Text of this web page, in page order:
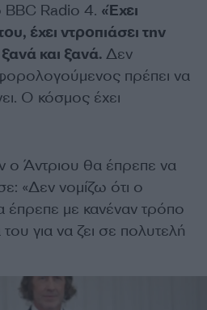
BBC Radio 4. «Έχει
έχει ντροπιάσει την
και ξανά. Δεν
πρέπει να
Ο κόσμος έχει
ο Άντριου θα έπρεπε να
«Δεν νομίζω ότι ο
με κανέναν τρόπο
για να ζει σε πολυτελή